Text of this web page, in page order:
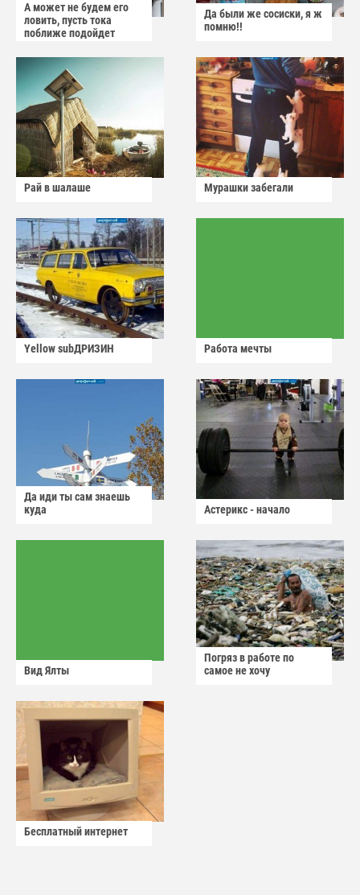
А может не будем его
ловить, пусть тока
поближе подойдет
Да были же сосиски, я ж
помню!!
Рай в шалаше Мурашки забегали
Yellow subДРИЗИН Работа мечты
Да иди ты сам знаешь
куда
Астерикс - начало
Вид Ялты
Погряз в работе по
самое не хочу
Бесплатный интернет